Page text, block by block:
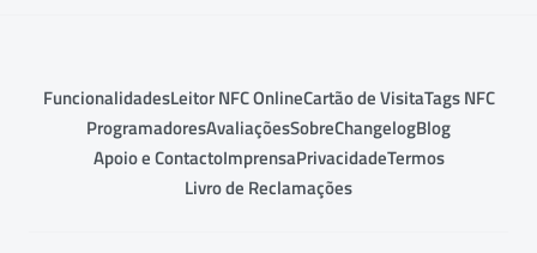
FuncionalidadesLeitor NFC OnlineCartão de VisitaTags NFC
ProgramadoresAvaliaçõesSobreChangelogBlog
Apoio e ContactoImprensaPrivacidadeTermos
Livro de Reclamações